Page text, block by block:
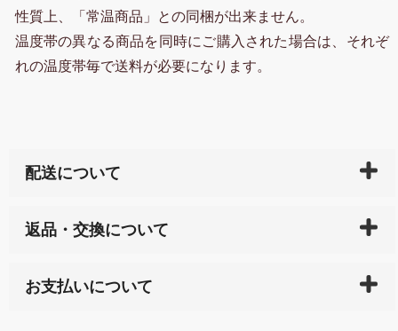
性質上、「常温商品」との同梱が出来ません。
温度帯の異なる商品を同時にご購入された場合は、それぞ
れの温度帯毎で送料が必要になります。
配送について
天ペイ」の方はご注文受付後）、 長崎県下全域に点在
サイト内で購入された商品の送料は、こちらの
全国送
返品・交換について
または配送途中の 事故などで不都合が生じている場合
お支払いについて